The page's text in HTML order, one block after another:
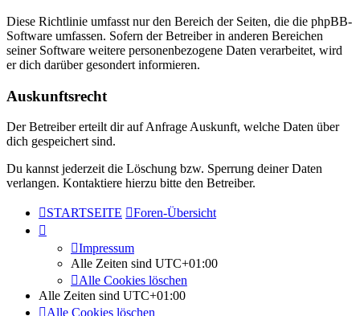
Diese Richtlinie umfasst nur den Bereich der Seiten, die die phpBB-
Software umfassen. Sofern der Betreiber in anderen Bereichen
seiner Software weitere personenbezogene Daten verarbeitet, wird
er dich darüber gesondert informieren.
Auskunftsrecht
Der Betreiber erteilt dir auf Anfrage Auskunft, welche Daten über
dich gespeichert sind.
Du kannst jederzeit die Löschung bzw. Sperrung deiner Daten
verlangen. Kontaktiere hierzu bitte den Betreiber.
STARTSEITE Foren-Übersicht
Impressum
Alle Zeiten sind UTC+01:00
Alle Cookies löschen
Alle Zeiten sind UTC+01:00
Alle Cookies löschen